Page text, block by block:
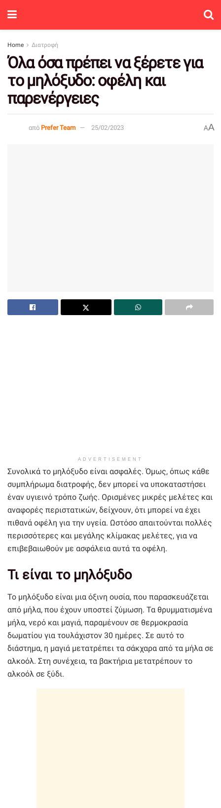
Home Διατροφή
Όλα όσα πρέπει να ξέρετε για
το μηλόξυδο: οφέλη και
παρενέργειες
από Prefer Team 25/02/2023 AA
ADVERTISEMENT
Συνολικά το μηλόξυδο είναι ασφαλές. Όμως, όπως κάθε
συμπλήρωμα διατροφής, δεν μπορεί να υποκαταστήσει
έναν υγιεινό τρόπο ζωής. Ορισμένες μικρές μελέτες και
αναφορές περιστατικών, δείχνουν, ότι μπορεί να έχει
πιθανά οφέλη για την υγεία. Ωστόσο απαιτούνται πολλές
περισσότερες και μεγάλης κλίμακας μελέτες, για να
επιβεβαιωθούν με ασφάλεια αυτά τα οφέλη.
Τι είναι το μηλόξυδο
Το μηλόξυδο είναι μια όξινη ουσία, που παρασκευάζεται
από μήλα, που έχουν υποστεί ζύμωση. Τα θρυμματισμένα
μήλα, νερό και μαγιά, παραμένουν σε θερμοκρασία
δωματίου για τουλάχιστον 30 ημέρες. Σε αυτό το
διάστημα, η μαγιά μετατρέπει τα σάκχαρα από τα μήλα σε
αλκοόλ. Στη συνέχεια, τα βακτήρια μετατρέπουν το
αλκοόλ σε ξύδι.